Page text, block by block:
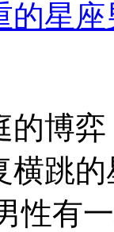
的星
的博
横跳
性有